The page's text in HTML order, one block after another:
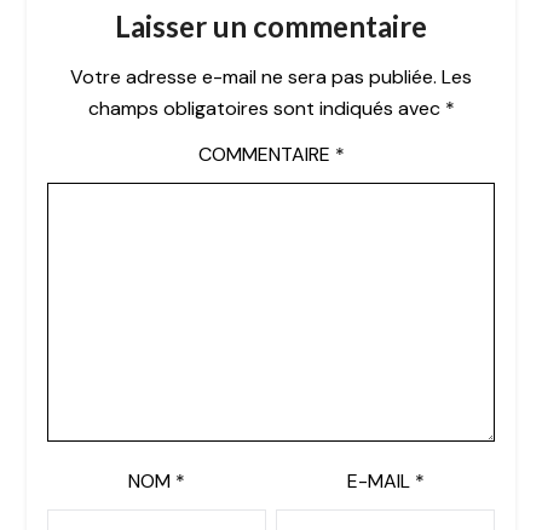
Laisser un commentaire
Votre adresse e-mail ne sera pas publiée. Les
champs obligatoires sont indiqués avec *
COMMENTAIRE *
NOM * E-MAIL *